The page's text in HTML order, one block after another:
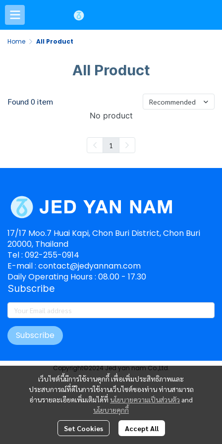
Home All Product
All Product
Found 0 item Recommended
No product
1
เว็บไซต์นี้มีการใช้งานคุกกี้ เพื่อเพิ่มประสิทธิภาพและ
ประสบการณ์ที่ดีในการใช้งานเว็บไซต์ของท่าน ท่านสามารถ
อ่านรายละเอียดเพิ่มเติมได้ที่ นโยบายความเป็นส่วนตัว and
นโยบายคุกกี้
Set Cookies Accept All
17/17 Moo.7 Huai Kapi, Chon Buri District, Chon Buri
20000, Thailand
Tel : 092-255-0914
E-mail : contact@jedyannam.com
Daily Operating Hours : 08.00 - 17.30
Subscribe
Subscribe
Copyright©2024 Jed yan nam Co.,Ltd.